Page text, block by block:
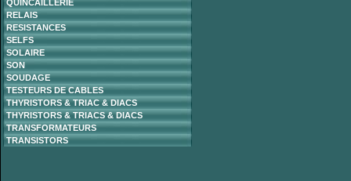
QUINCAILLERIE
RELAIS
RESISTANCES
SELFS
SOLAIRE
SON
SOUDAGE
TESTEURS DE CABLES
THYRISTORS & TRIAC & DIACS
THYRISTORS & TRIACS & DIACS
TRANSFORMATEURS
TRANSISTORS